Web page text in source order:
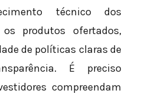
técnico dos
produtos ofertados,
de políticas claras de
É preciso
compreendam